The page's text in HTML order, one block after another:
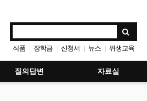
식품 장학금 신청서 뉴스 위생교육
질의답변 자료실